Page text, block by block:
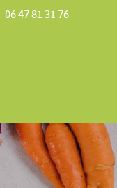
06 47 81 31 76